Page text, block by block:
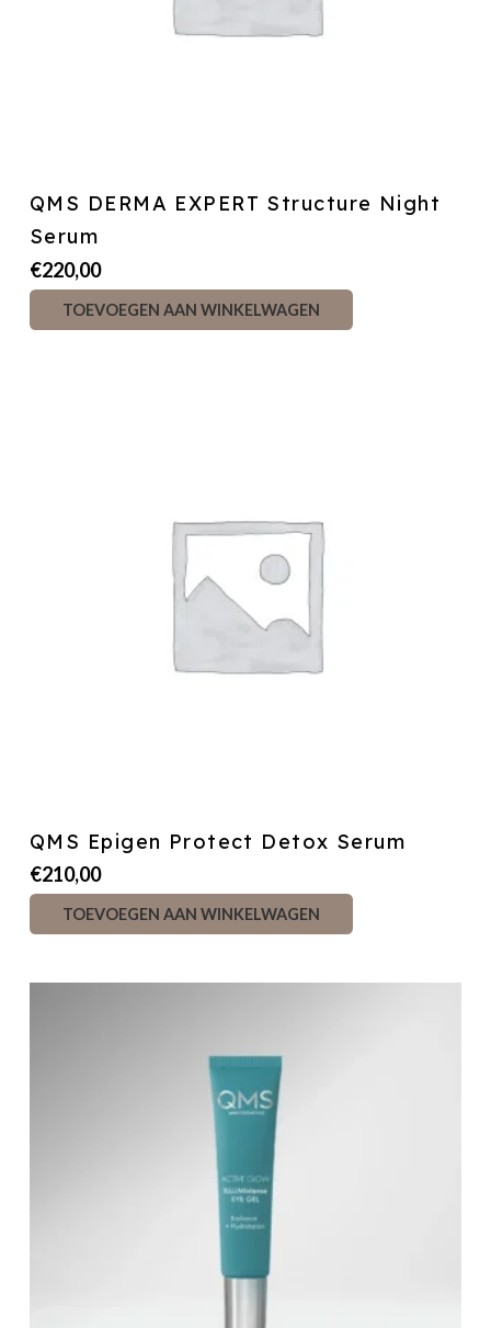
QMS DERMA EXPERT Structure Night
Serum
€220,00
TOEVOEGEN AAN WINKELWAGEN
QMS Epigen Protect Detox Serum
€210,00
TOEVOEGEN AAN WINKELWAGEN